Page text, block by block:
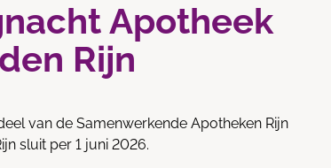
Apotheek
Rijn
van de Samenwerkende Apotheken Rijn
sluit per 1 juni 2026.